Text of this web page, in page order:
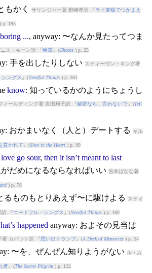
もかく サリンジャー著 野崎孝訳 『ライ麦畑でつかまえ
p. 195
boring ..., anyway: 〜なんか見たってつま
ス・キーン訳 『幽霊』(Ghosts) p. 25
: 手を出したりしない スティーヴン・キング著
シングス 』(Needful Things) p. 361
know: 知っているかのようにちょうし
ィールディング著 吉田利子訳 『秘密なら、言わないで』(Tell
: おかまいなく（人と）デートする ギル
貫かれて 』(Shot in the Heart) p. 90
love go sour, then it isn’t meant to last
だめになるならなればいい 吉本ばなな著
) p. 78
るものもとりあえず〜に駆けよる スティ
訳 『 ニードフル・シングス 』(Needful Things) p. 160
happened anyway: およその見当は
著 カバット訳 『思い出トランプ』(A Deck of Memories) p. 54
: 〜を、ぜんぜん知りようがない ル・カ
者』(The Secret Pilgrim) p. 122